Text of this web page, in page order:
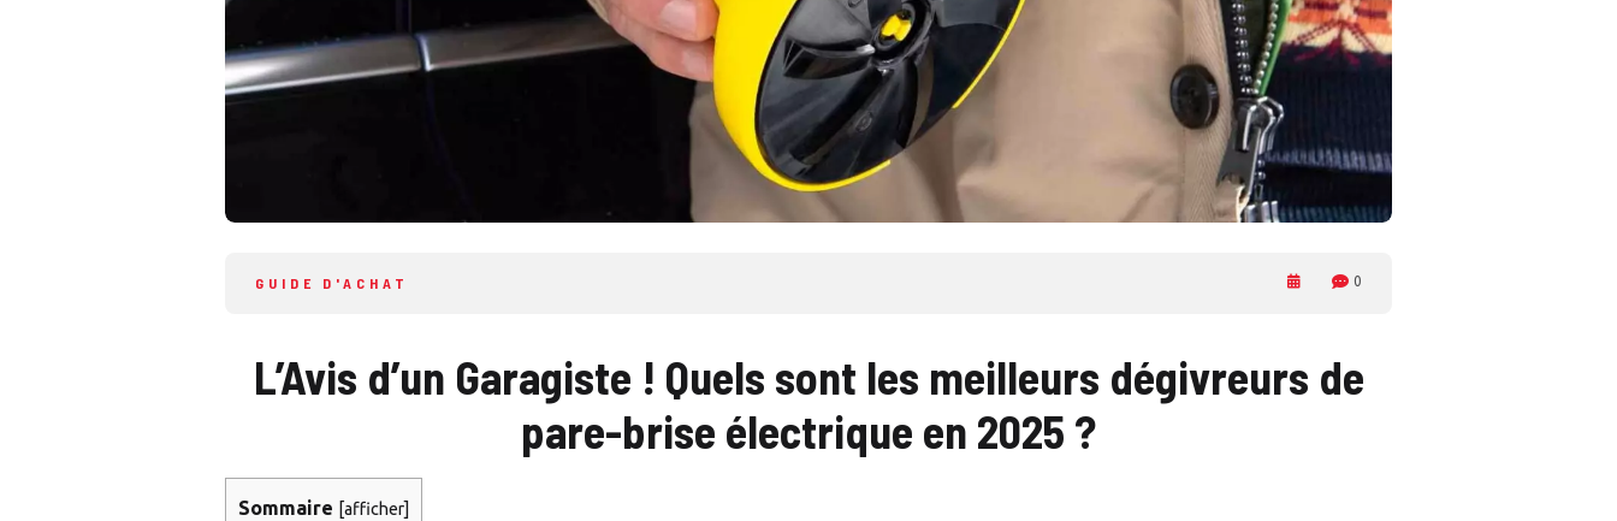
GUIDE D'ACHAT 0
L’Avis d’un Garagiste ! Quels sont les meilleurs dégivreurs de
pare-brise électrique en 2025 ?
Sommaire [afficher]